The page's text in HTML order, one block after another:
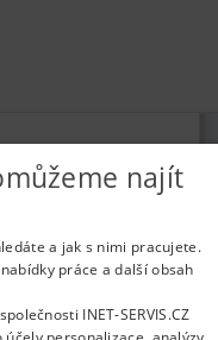
- zaměstnání
Odstranění inzerátu|
najít
a jak s nimi pracujete.
práce a další obsah
INET-SERVIS.CZ